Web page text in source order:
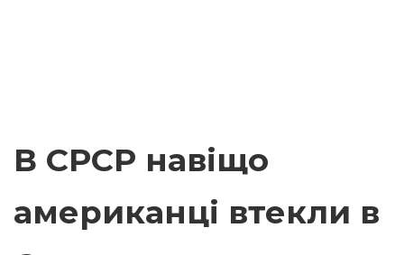
В СРСР навіщо
американці втекли в